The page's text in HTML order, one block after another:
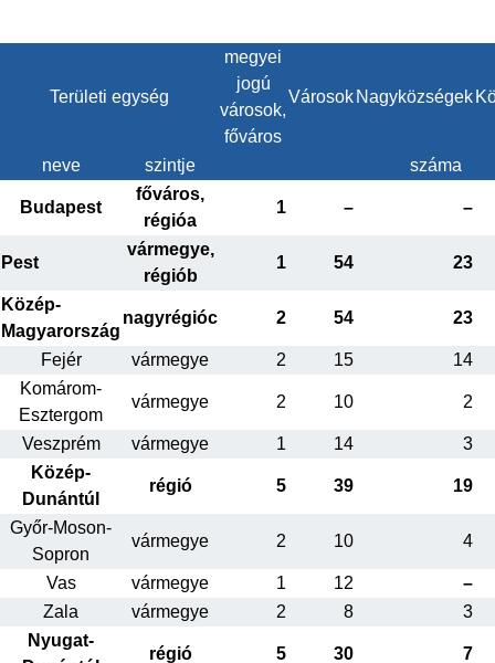
Területi egység
megyei
jogú
városok,
főváros
Városok Nagyközségek
neve szintje száma
Budapest
főváros,
régióa
1 – –
Pest
vármegye,
régiób
1 54 23
Közép-
Magyarország
nagyrégióc 2 54 23
Fejér vármegye 2 15
14
Komárom-
Esztergom
vármegye 2 10 2
Veszprém vármegye 1 14
3
Közép-
Dunántúl
régió 5 39 19
Győr-Moson-
Sopron
vármegye 2 10 4
Vas vármegye 1 12
–
Zala
vármegye 2 8
3
Nyugat-
régió 5 30 7